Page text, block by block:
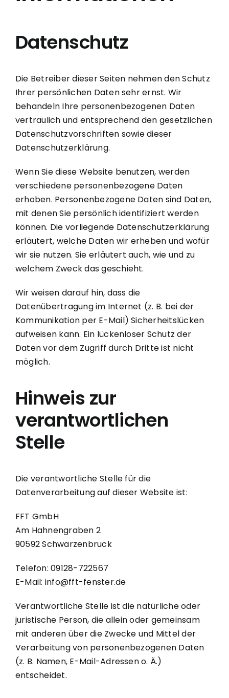
Datenschutz
Die Betreiber dieser Seiten nehmen den Schutz
Ihrer persönlichen Daten sehr ernst. Wir
behandeln Ihre personenbezogenen Daten
vertraulich und entsprechend den gesetzlichen
Datenschutzvorschriften sowie dieser
Datenschutzerklärung.
Wenn Sie diese Website benutzen, werden
verschiedene personenbezogene Daten
erhoben. Personenbezogene Daten sind Daten,
mit denen Sie persönlich identifiziert werden
können. Die vorliegende Datenschutzerklärung
erläutert, welche Daten wir erheben und wofür
wir sie nutzen. Sie erläutert auch, wie und zu
welchem Zweck das geschieht.
Wir weisen darauf hin, dass die
Datenübertragung im Internet (z. B. bei der
Kommunikation per E-Mail) Sicherheitslücken
aufweisen kann. Ein lückenloser Schutz der
Daten vor dem Zugriff durch Dritte ist nicht
möglich.
Hinweis zur
verantwortlichen
Stelle
Die verantwortliche Stelle für die
Datenverarbeitung auf dieser Website ist:
FFT GmbH
Am Hahnengraben 2
90592 Schwarzenbruck
Telefon: 09128-722567
E-Mail: info@fft-fenster.de
Verantwortliche Stelle ist die natürliche oder
juristische Person, die allein oder gemeinsam
mit anderen über die Zwecke und Mittel der
Verarbeitung von personenbezogenen Daten
(z. B. Namen, E-Mail-Adressen o. Ä.)
entscheidet.